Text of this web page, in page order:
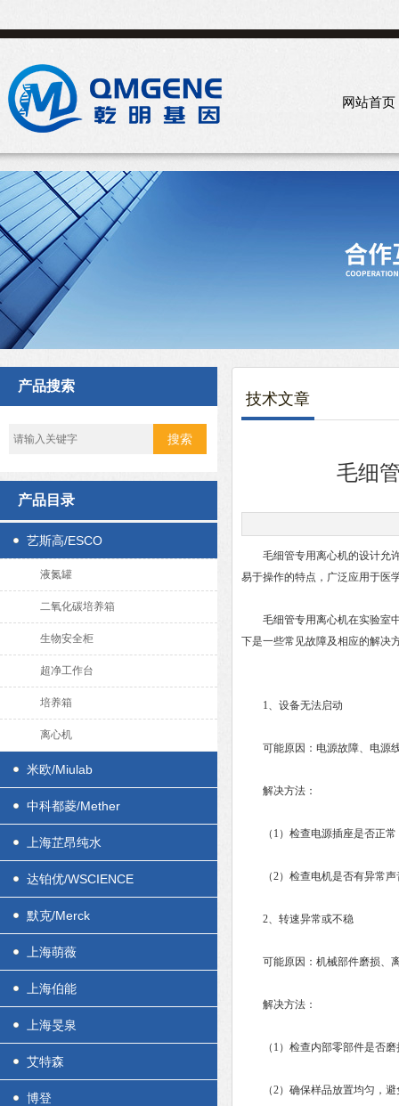
网站首页
产品搜索
产品目录
艺斯高/ESCO
液氮罐
二氧化碳培养箱
生物安全柜
超净工作台
培养箱
离心机
米欧/Miulab
中科都菱/Mether
上海芷昂纯水
达铂优/WSCIENCE
默克/Merck
上海萌薇
上海伯能
上海旻泉
艾特森
博登
技术文章
毛细
毛细管专用离心机的设计允许
易于操作的特点，广泛应用于医
毛细管专用离心机在实验室
下是一些常见故障及相应的解决
1、设备无法启动
可能原因：电源故障、电源
解决方法：
（1）检查电源插座是否正常
（2）检查电机是否有异常声
2、转速异常或不稳
可能原因：机械部件磨损、
解决方法：
（1）检查内部零部件是否磨
（2）确保样品放置均匀，避